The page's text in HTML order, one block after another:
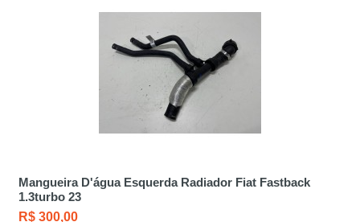
Mangueira D'água Esquerda Radiador Fiat Fastback
1.3turbo 23
R$ 300,00